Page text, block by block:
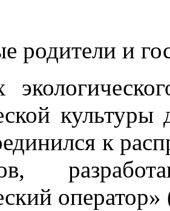
родители и
к